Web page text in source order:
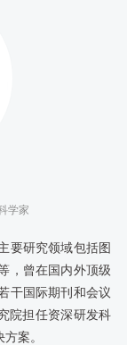
学家
要研究领域包括图
，曾在国内外顶级
干国际期刊和会议
院担任资深研发科
案。